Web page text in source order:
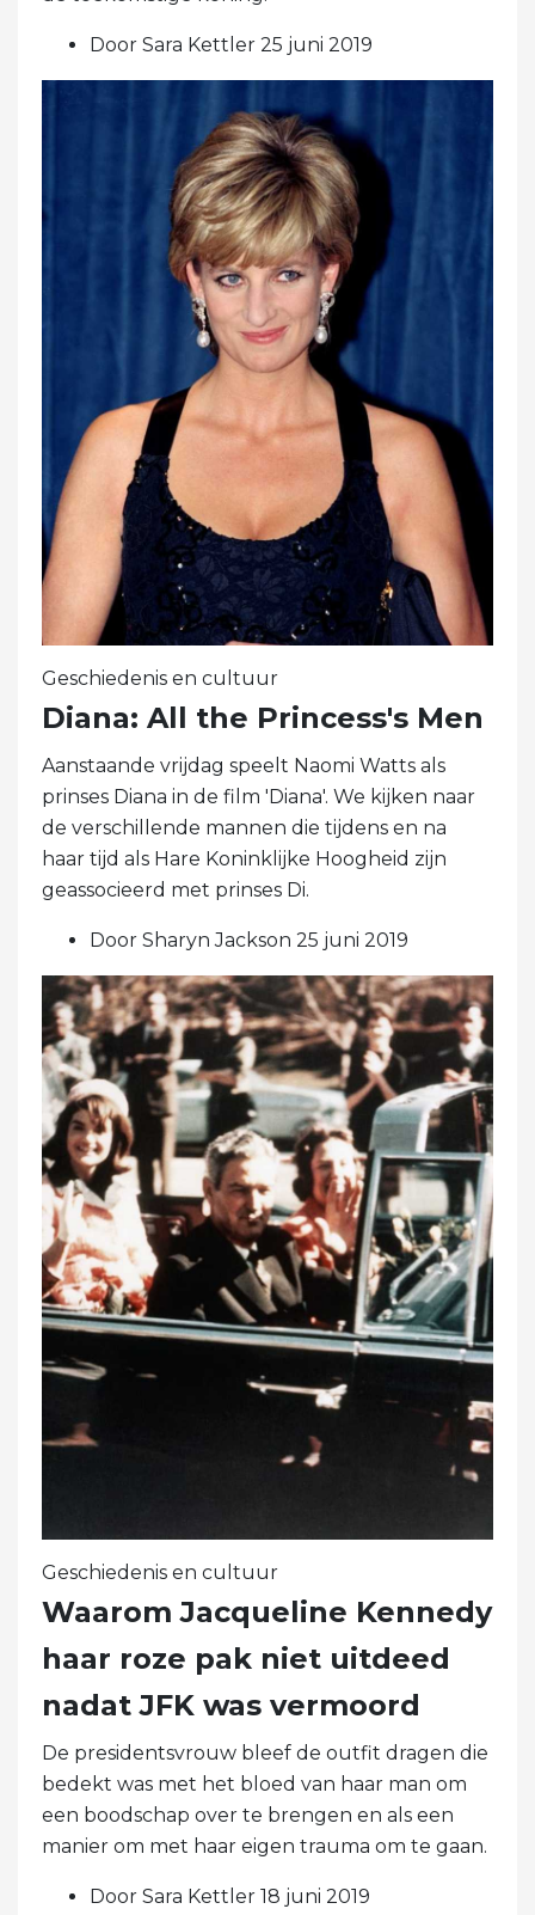
Door Sara Kettler 25 juni 2019
Geschiedenis en cultuur
Diana: All the Princess's Men
Aanstaande vrijdag speelt Naomi Watts als
prinses Diana in de film 'Diana'. We kijken naar
de verschillende mannen die tijdens en na
haar tijd als Hare Koninklijke Hoogheid zijn
geassocieerd met prinses Di.
Door Sharyn Jackson 25 juni 2019
Geschiedenis en cultuur
Waarom Jacqueline Kennedy
haar roze pak niet uitdeed
nadat JFK was vermoord
De presidentsvrouw bleef de outfit dragen die
bedekt was met het bloed van haar man om
een ​​boodschap over te brengen en als een
manier om met haar eigen trauma om te gaan.
Door Sara Kettler 18 juni 2019